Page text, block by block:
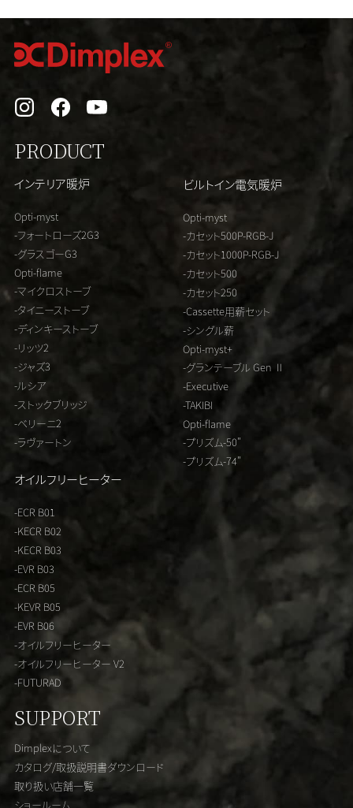
PRODUCT
インテリア暖炉
Opti-myst
-フォートローズ2G3
-グラスゴーG3
Opti-flame
-マイクロストーブ
-タイニーストーブ
-ディンキーストーブ
-リッツ2
-ジャズ3
-ルシア
-ストックブリッジ
-ベリーニ2
-ラヴァートン
オイルフリーヒーター
-ECR B01
-KECR B02
-KECR B03
-EVR B03
-ECR B05
-KEVR B05
-EVR B06
-オイルフリーヒーター
-オイルフリーヒーター V2
-FUTURAD
ビルトイン電気暖炉
Opti-myst
-カセット500P-RGB-J
-カセット1000P-RGB-J
-カセット500
-カセット250
-Cassette用薪セット
-シングル薪
Opti-myst+
-グランテーブル Gen Ⅱ
-Executive
-TAKIBI
Opti-flame
-プリズム-50"
-プリズム-74"
SUPPORT
Dimplexについて
カタログ/取扱説明書ダウンロード
取り扱い店舗一覧
ショールーム